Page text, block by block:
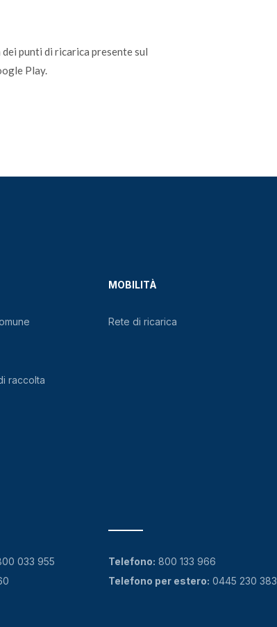
punti di ricarica presente sul
Play.
raccolta
MOBILITÀ
Rete di ricarica
033 955
Telefono: 800 133 966
Telefono per estero: 0445 230 383